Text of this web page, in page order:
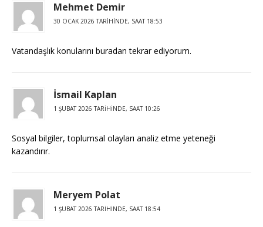
Mehmet Demir
30 OCAK 2026 TARIHINDE, SAAT 18:53
Vatandaşlık konularını buradan tekrar ediyorum.
İsmail Kaplan
1 ŞUBAT 2026 TARIHINDE, SAAT 10:26
Sosyal bilgiler, toplumsal olayları analiz etme yeteneği
kazandırır.
Meryem Polat
1 ŞUBAT 2026 TARIHINDE, SAAT 18:54